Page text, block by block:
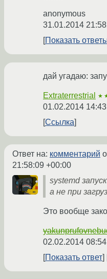
anonymous
31.01.2014
Показать
дай угадаю:
Extraterrestrial
01.02.2014
Ссылка
Ответ на: комментарий
21:58:09 +00:00
systemd
а не при
Это вообще
02.02.2014
Показать ответ